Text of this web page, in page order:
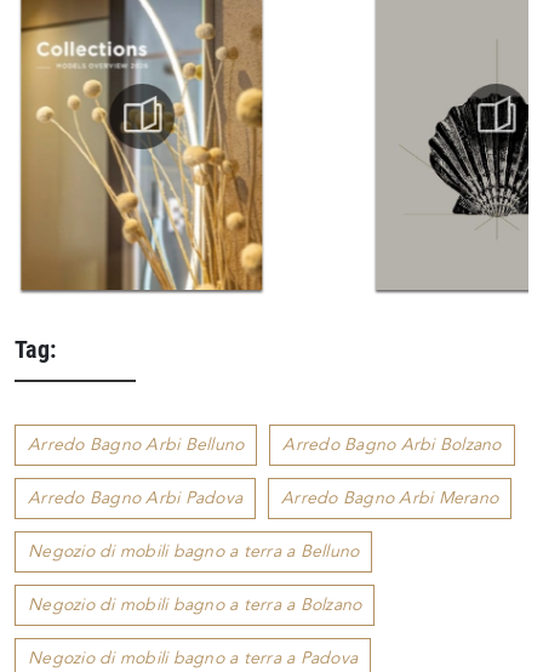
Tag:
Arredo Bagno Arbi Belluno Arredo Bagno Arbi Bolzano
Arredo Bagno Arbi Padova Arredo Bagno Arbi Merano
Negozio di mobili bagno a terra a Belluno
Negozio di mobili bagno a terra a Bolzano
Negozio di mobili bagno a terra a Padova